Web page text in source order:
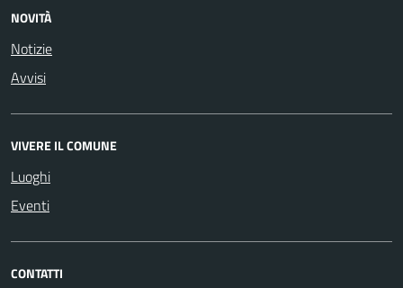
NOVITÀ
Notizie
Avvisi
VIVERE IL COMUNE
Luoghi
Eventi
CONTATTI